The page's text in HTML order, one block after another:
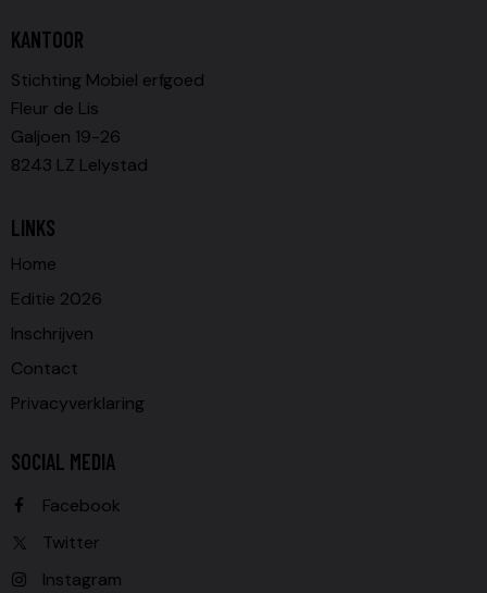
KANTOOR
Stichting Mobiel erfgoed
Fleur de Lis
Galjoen 19-26
8243 LZ Lelystad
LINKS
Home
Editie 2026
Inschrijven
Contact
Privacyverklaring
SOCIAL MEDIA
Facebook
Twitter
Instagram